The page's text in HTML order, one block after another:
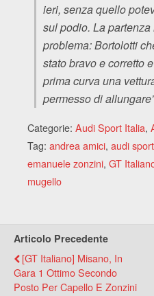
ieri, senza quello
sul podio. La
problema: Bortolotti
stato bravo e corretto
prima curva una
permesso di
Categorie: Audi Sport Italia,
Tag: andrea amici, audi
emanuele zonzini, GT
mugello
Articolo Precedente
[GT Italiano] Misano, In
Gara 1 Ottimo Secondo
Posto Per Capello E Zonzini